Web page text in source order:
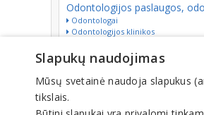
Odontologijos paslaugos,
Odontologai
Odontologijos klinikos
Slapukų naudojimas
Mūsų svetainė naudoja slapukus
tikslais.